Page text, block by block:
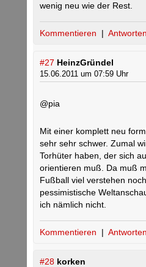
wenig neu wie der Rest.
Kommentieren | Antworten
#27 HeinzGründel
15.06.2011 um 07:59 Uhr
@pia
Mit einer komplett neu
sehr sehr schwer. Zumal
Torhüter haben, der sich
orientieren muß. Da muß
Fußball viel verstehen
pessimistische
ich nämlich nicht.
Kommentieren | Antworten
#28 korken